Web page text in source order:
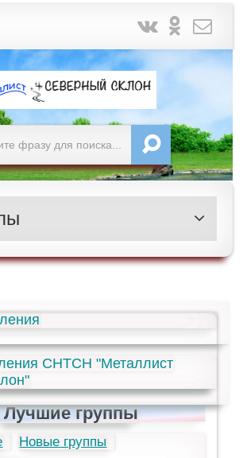
СНТСН "Металлист
Лучшие группы
Новые группы